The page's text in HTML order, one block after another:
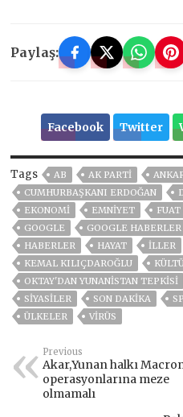
Paylaş:
Facebook Twitter
Tags AB AK PARTİ
CUMHURBAŞKANI ERDOĞAN
EKONOMİ
EMNİYET FUAT
GOOGLE
GOOGLE HABERLER
HABERLER
HAYAT İLLER
KEMAL KILIÇDAROĞLU
OKTAY'DAN YUNANISTAN TEPKISI
SİYASİLER
SON DAKIKA
ÜLKELER
VIRÜS
Previous
Akar,Yunan halkı
operasyonlarına meze
olmamalı